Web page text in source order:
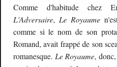
Comme d'habitude chez
L'Adversaire, Le Royaume
comme si le nom de son
Romand, avait frappé de son
romanesque. Le Royaume,